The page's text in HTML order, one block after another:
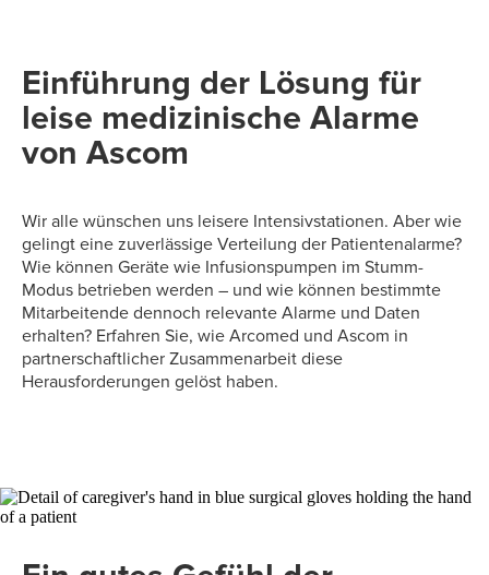
Einführung der Lösung für
leise medizinische Alarme
von Ascom
Wir alle wünschen uns leisere Intensivstationen. Aber wie
gelingt eine zuverlässige Verteilung der Patientenalarme?
Wie können Geräte wie Infusionspumpen im Stumm-
Modus betrieben werden – und wie können bestimmte
Mitarbeitende dennoch relevante Alarme und Daten
erhalten? Erfahren Sie, wie Arcomed und Ascom in
partnerschaftlicher Zusammenarbeit diese
Herausforderungen gelöst haben.